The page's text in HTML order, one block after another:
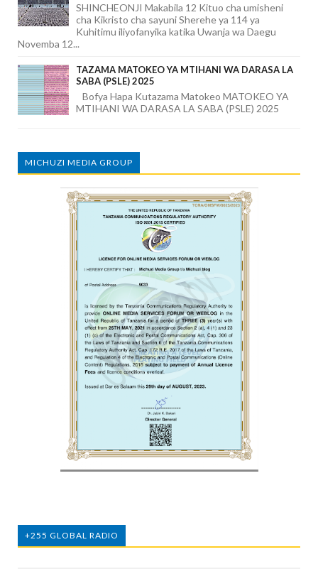
SHINCHEONJI Makabila 12 Kituo cha umisheni
cha Kikristo cha sayuni Sherehe ya 114 ya
Kuhitimu iliyofanyika katika Uwanja wa Daegu
Novemba 12...
TAZAMA MATOKEO YA MTIHANI WA DARASA LA
SABA (PSLE) 2025
Bofya Hapa Kutazama Matokeo MATOKEO YA
MTIHANI WA DARASA LA SABA (PSLE) 2025
MICHUZI MEDIA GROUP
+255 GLOBAL RADIO